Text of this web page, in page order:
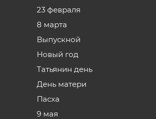
23 февраля
8 марта
Выпускной
Новый год
Татьянин день
День матери
Пасха
9 мая